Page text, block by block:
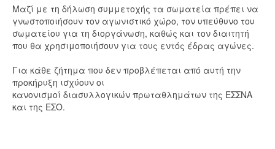
Μαζί με τη δήλωση συμμετοχής τα σωματεία πρέπει να
γνωστοποιήσουν τον αγωνιστικό χώρο, τον υπεύθυνο του
σωματείου για τη διοργάνωση, καθώς και τον διαιτητή
που θα χρησιμοποιήσουν για τους εντός έδρας αγώνες.
Για κάθε ζήτημα που δεν προβλέπεται από αυτή την
προκήρυξη ισχύουν οι
κανονισμοί διασυλλογικών πρωταθλημάτων της ΕΣΣΝΑ
και της ΕΣΟ.